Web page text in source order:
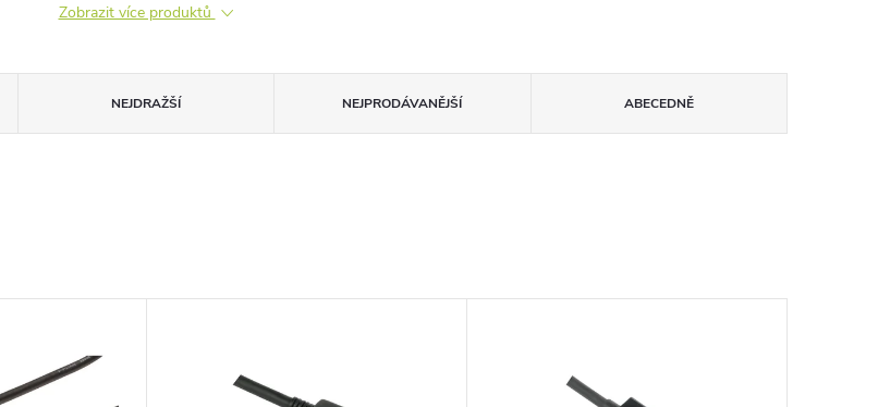
Zobrazit více produktů
NEJDRAŽŠÍ NEJPRODÁVANĚJŠÍ ABECEDNĚ